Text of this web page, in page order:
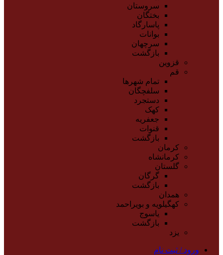
سروستان
بختگان
پاسارگاد
بوانات
سرچهان
بازگشت
قزوین
قم
تمام شهر‌ها
سلفچگان
دستجرد
کهک
جعفریه
قنوات
بازگشت
کرمان
کرمانشاه
گلستان
گرگان
بازگشت
همدان
کهگیلویه و بویراحمد
یاسوج
بازگشت
یزد
ورود / ثبت نام